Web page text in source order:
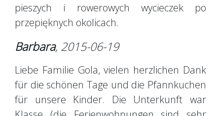
pieszych i rowerowych wycieczek po
przepięknych okolicach.
Barbara, 2015-06-19
Liebe Familie Gola, vielen herzlichen Dank
für die schönen Tage und die Pfannkuchen
für unsere Kinder. Die Unterkunft war